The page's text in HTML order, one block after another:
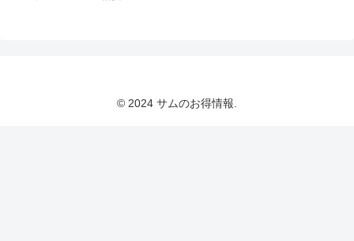
© 2024 サムのお得情報.